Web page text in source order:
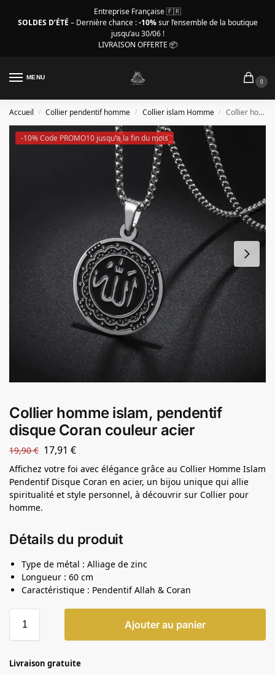
Entreprise Française 🇫🇷
SOLDES D’ÉTÉ – Dernière chance :-10%sur l’ensemble de la boutique
jusqu’au 30/06 !
LIVRAISON OFFERTE 📦
MENU
0
Accueil / Collier pendentif homme / Collier islam Homme / Collier homme islam, pendentif disque Coran couleur acier
-10% Code PROMO10 jusqu'a la fin du mois
Collier homme islam, pendentif
disque Coran couleur acier
19,90€ 17,91 €
Affichez votre foi avec élégance grâce au Collier Homme Islam
Pendentif Disque Coran en acier, un bijou unique qui allie
spiritualité et style personnel, à découvrir sur Collier pour
homme.
Détails du produit
Type de métal : Alliage de zinc
Longueur : 60 cm
Caractéristique : Pendentif Allah & Coran
Ajouter au panier
Livraison gratuite